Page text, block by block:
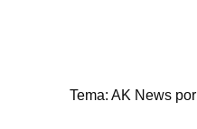
Tema: AK News por